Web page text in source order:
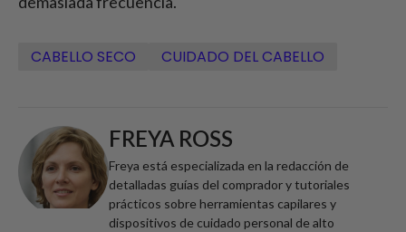
CABELLO SECO CUIDADO DEL CABELLO
FREYA ROSS
Freya está especializada en la redacción de
detalladas guías del comprador y tutoriales
prácticos sobre herramientas capilares y
dispositivos de cuidado personal de alto